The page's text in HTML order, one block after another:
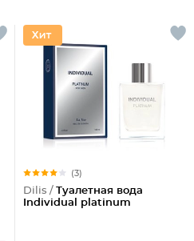
(3)
Dilis / Туалетная вода
Individual platinum